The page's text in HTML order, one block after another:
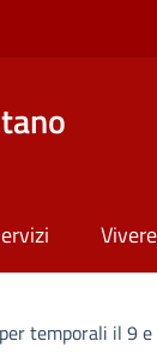
temporali il 9